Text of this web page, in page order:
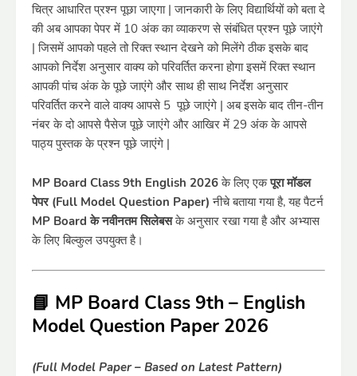
चित्र आधारित प्रश्न पूछा जाएगा | जानकारी के लिए विद्यार्थियों को बता दे
की अब आपका पेपर में 10 अंक का व्याकरण से संबंधित प्रश्न पूछे जाएंगे
| जिसमें आपको पहले तो रिक्त स्थान देखने को मिलेंगे ठीक इसके बाद
आपको निर्देश अनुसार वाक्य को परिवर्तित करना होगा इसमें रिक्त स्थान
आपकी पांच अंक के पूछे जाएंगे और साथ ही साथ निर्देश अनुसार
परिवर्तित करने वाले वाक्य आपसे 5 पूछे जाएंगे | अब इसके बाद तीन-तीन
नंबर के दो आपसे पैसेज पूछे जाएंगे और आखिर में 29 अंक के आपसे
पाठ्य पुस्तक के प्रश्न पूछे जाएंगे |
MP Board Class 9th English 2026के लिए एकपूरा मॉडल
पेपर (Full Model Question Paper) नीचे बताया गया है, यह पैटर्न
MP Board के नवीनतम सिलेबसके अनुसार रखा गया है और अभ्यास
के लिए बिल्कुल उपयुक्त है।
📘 MP Board Class 9th – English
Model Question Paper 2026
(Full Model Paper – Based on Latest Pattern)